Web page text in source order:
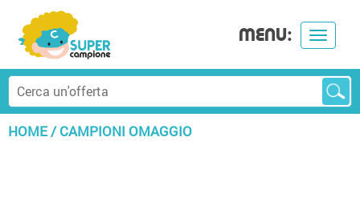
Toggle
MENU:
HOME/CAMPIONI OMAGGIO